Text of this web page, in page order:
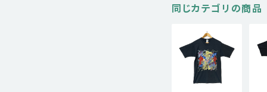
同じカテゴリの商品